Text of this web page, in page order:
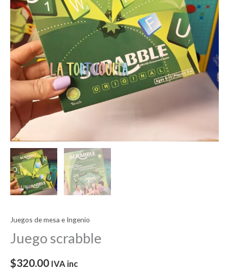
Juegos de mesa e Ingenio
Juego scrabble
$320.00 IVA inc